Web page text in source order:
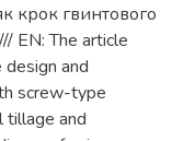
крок гвинтового
EN: The article
and
screw-type
tillage and